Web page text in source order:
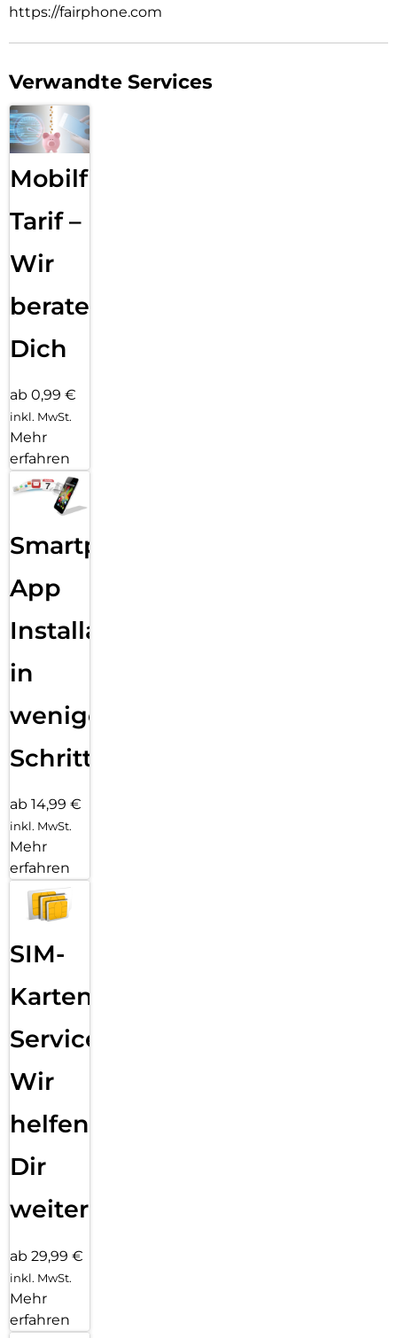
https://fairphone.com
Verwandte Services
Mobilfunk
Tarif –
Wir
beraten
Dich
ab 0,99 €
inkl. MwSt.
Mehr
erfahren
Smartphone
App
Installation
in
wenigen
Schritten
ab 14,99 €
inkl. MwSt.
Mehr
erfahren
SIM-
Karten
Service:
Wir
helfen
Dir
weiter
ab 29,99 €
inkl. MwSt.
Mehr
erfahren